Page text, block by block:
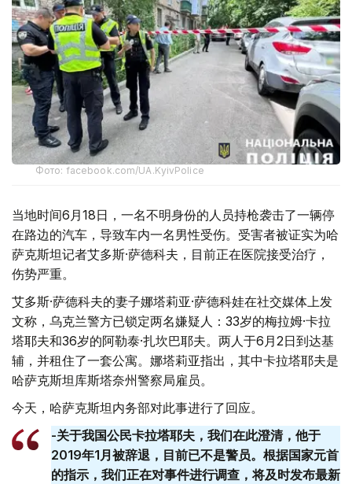
Фото: facebook.com/UA.KyivPolice
当地时间6月18日，一名不明身份的人员持枪袭击了一辆停
在路边的汽车，导致车内一名男性受伤。受害者被证实为哈
萨克斯坦记者艾多斯·萨德科夫，目前正在医院接受治疗，
伤势严重。
艾多斯·萨德科夫的妻子娜塔莉亚·萨德科娃在社交媒体上发
文称，乌克兰警方已锁定两名嫌疑人：33岁的梅拉姆·卡拉
塔耶夫和36岁的阿勒泰·扎坎巴耶夫。两人于6月2日到达基
辅，并租住了一套公寓。娜塔莉亚指出，其中卡拉塔耶夫是
哈萨克斯坦库斯塔奈州警察局雇员。
今天，哈萨克斯坦内务部对此事进行了回应。
-关于我国公民卡拉塔耶夫，我们在此澄清，他于
2019年1月被辞退，目前已不是警员。根据国家元首
的指示，我们正在对事件进行调查，将及时发布最新